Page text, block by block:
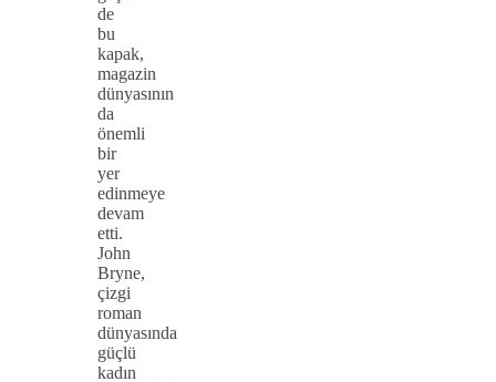
de
bu
kapak,
magazin
dünyasının
da
önemli
bir
yer
edinmeye
devam
etti.
John
Bryne,
çizgi
roman
dünyasında
güçlü
kadın